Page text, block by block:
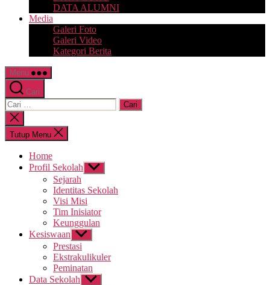
DATA ALUMNI
Media
Galeri Foto
Galeri Video
Kategori Berita
Menu
Cari
Cari:
Tutup
pencarian
Tutup Menu
Home
Profil Sekolah Tampilkan
sub
menu
Sejarah
Identitas Sekolah
Visi Misi
Tim Inisiator
Keunggulan
Kesiswaan Tampilkan
sub
menu
Prestasi
Ekstrakulikuler
Peminatan
Data Sekolah Tampilkan